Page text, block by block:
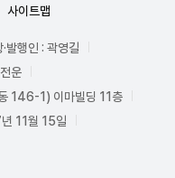
사이트맵
·발행인 : 곽영길
운
146-1) 이마빌딩 11층
11월 15일